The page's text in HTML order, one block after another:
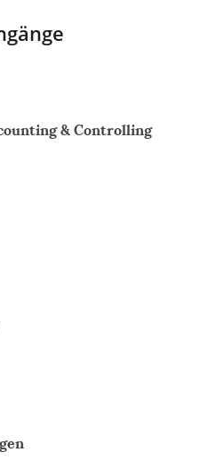
& Controlling